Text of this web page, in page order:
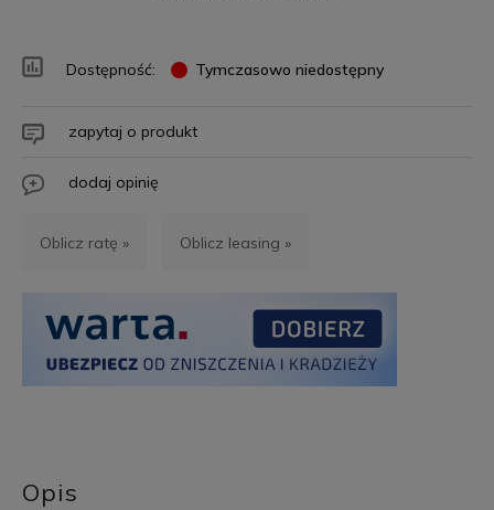
Dostępność: Tymczasowo niedostępny
zapytaj o produkt
dodaj opinię
Oblicz ratę » Oblicz leasing »
Opis